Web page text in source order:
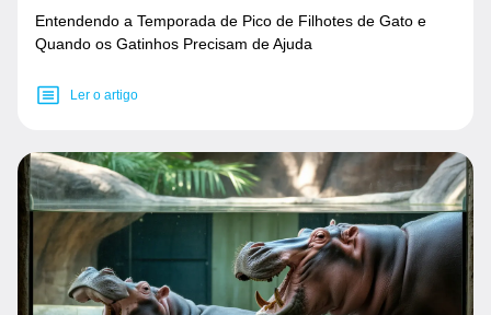
Entendendo a Temporada de Pico de Filhotes de Gato e
Quando os Gatinhos Precisam de Ajuda
Ler o artigo